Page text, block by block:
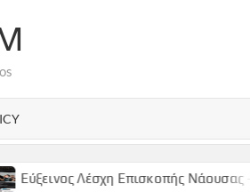
Επισκοπής Νάουσας –